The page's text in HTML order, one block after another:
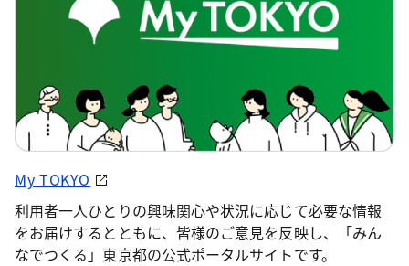
My TOKYO
利用者一人ひとりの興味関心や状況に応じて必要な情報
をお届けするとともに、皆様のご意見を反映し、「みん
なでつくる」東京都の公式ポータルサイトです。